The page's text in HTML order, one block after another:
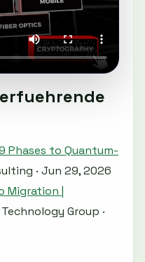
Phases to Quantum-
· Jun 29, 2026
Migration |
Group ·